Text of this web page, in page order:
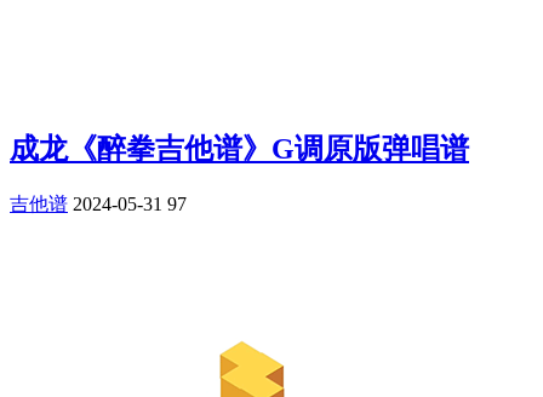
成龙《醉拳吉他谱》G调原版弹唱谱
吉他谱 2024-05-31 97